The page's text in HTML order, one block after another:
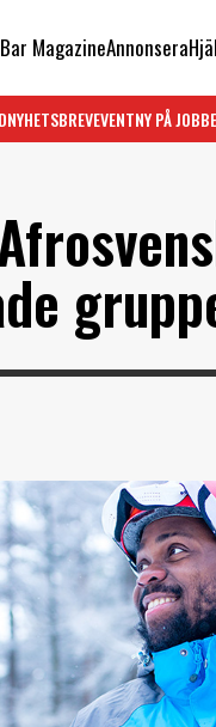
MagazineAnnonsera
NYHETSBREVEVENTNY PÅ